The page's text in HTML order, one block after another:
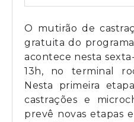
O mutirão de
gratuita do programa
acontece nesta
13h, no terminal
Nesta primeira
castrações e
prevê novas etapas